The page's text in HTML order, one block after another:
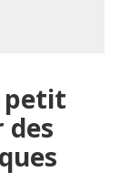
petit
des